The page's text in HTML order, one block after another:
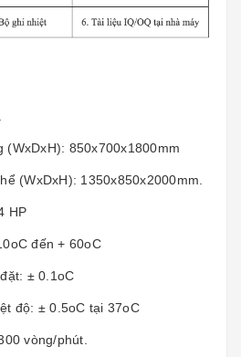
(WxDxH): 850x700x1800mm
(WxDxH): 1350x850x2000mm.
HP
đến + 60oC
± 0.1oC
độ: ± 0.5oC tại 37oC
vòng/phút.